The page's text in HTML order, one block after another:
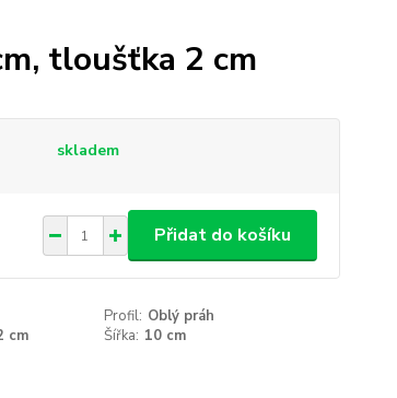
tloušťka 2 cm
skladem
Přidat do košíku
Profil: Oblý práh
cm
Šířka: 10 cm